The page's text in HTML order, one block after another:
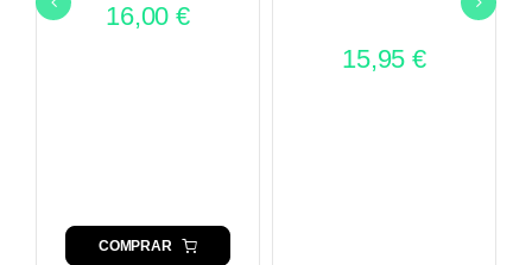
16,00 €
COMPRAR
15,95 €